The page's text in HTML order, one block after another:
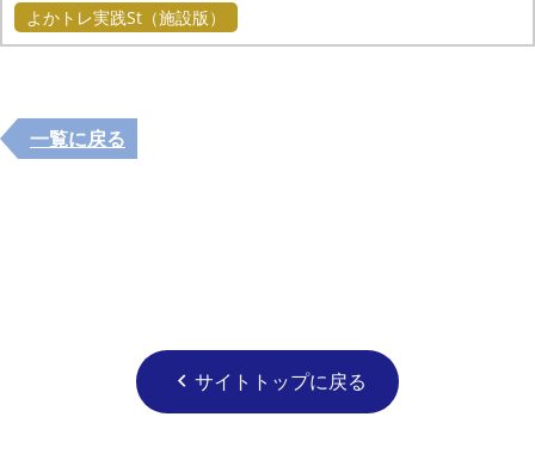
よかトレ実践St（施設版）
一覧に戻る
chevron_left サイトトップに戻る